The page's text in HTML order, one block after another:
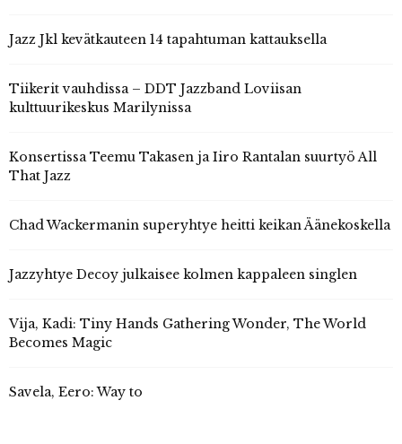
Jazz Jkl kevätkauteen 14 tapahtuman kattauksella
Tiikerit vauhdissa – DDT Jazzband Loviisan
kulttuurikeskus Marilynissa
Konsertissa Teemu Takasen ja Iiro Rantalan suurtyö All
That Jazz
Chad Wackermanin superyhtye heitti keikan Äänekoskella
Jazzyhtye Decoy julkaisee kolmen kappaleen singlen
Vija, Kadi: Tiny Hands Gathering Wonder, The World
Becomes Magic
Savela, Eero: Way to